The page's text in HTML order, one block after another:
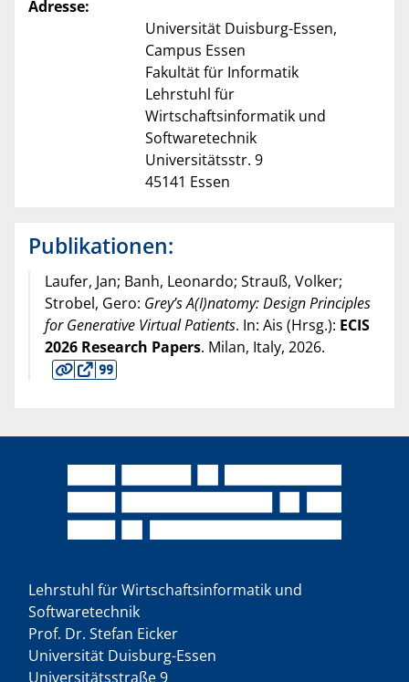
Adresse:
Universität Duisburg-Essen,
Campus Essen
Fakultät für Informatik
Lehrstuhl für
Wirtschaftsinformatik und
Softwaretechnik
Universitätsstr. 9
45141 Essen
Publikationen:
Laufer, Jan; Banh, Leonardo; Strauß, Volker;
Strobel, Gero: Grey’s A(I)natomy: Design Principles
for Generative Virtual Patients. In: Ais (Hrsg.): ECIS
2026 Research Papers. Milan, Italy, 2026.
Lehrstuhl für Wirtschaftsinformatik und
Softwaretechnik
Prof. Dr. Stefan Eicker
Universität Duisburg-Essen
Universitätsstraße 9